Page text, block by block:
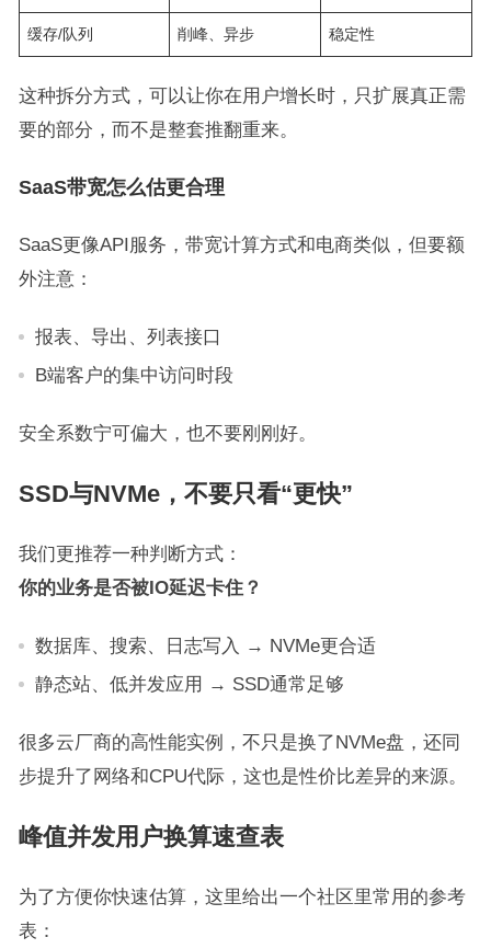
缓存/队列 削峰、异步 稳定性
这种拆分方式，可以让你在用户增长时，只扩展真正需
要的部分，而不是整套推翻重来。
SaaS带宽怎么估更合理
SaaS更像API服务，带宽计算方式和电商类似，但要额
外注意：
报表、导出、列表接口
B端客户的集中访问时段
安全系数宁可偏大，也不要刚刚好。
SSD与NVMe，不要只看“更快”
我们更推荐一种判断方式：
你的业务是否被IO延迟卡住？
数据库、搜索、日志写入 → NVMe更合适
静态站、低并发应用 → SSD通常足够
很多云厂商的高性能实例，不只是换了NVMe盘，还同
步提升了网络和CPU代际，这也是性价比差异的来源。
峰值并发用户换算速查表
为了方便你快速估算，这里给出一个社区里常用的参考
表：